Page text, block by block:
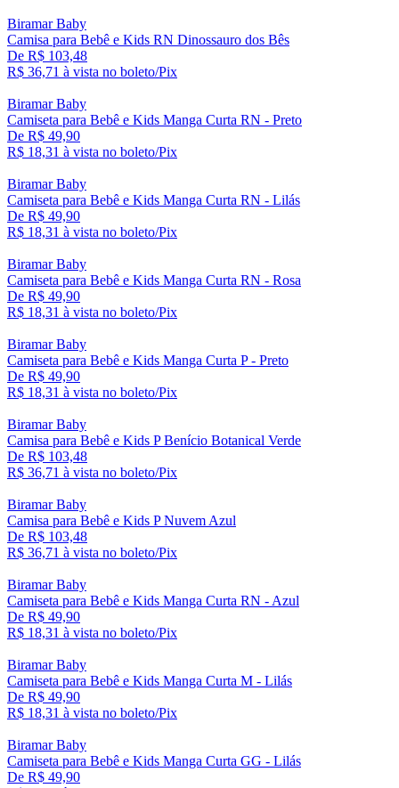
Biramar Baby
Camisa para Bebê e Kids RN Dinossauro dos Bês
De R$ 103,48
R$ 36,71 à vista no boleto/Pix
Biramar Baby
Camiseta para Bebê e Kids Manga Curta RN - Preto
De R$ 49,90
R$ 18,31 à vista no boleto/Pix
Biramar Baby
Camiseta para Bebê e Kids Manga Curta RN - Lilás
De R$ 49,90
R$ 18,31 à vista no boleto/Pix
Biramar Baby
Camiseta para Bebê e Kids Manga Curta RN - Rosa
De R$ 49,90
R$ 18,31 à vista no boleto/Pix
Biramar Baby
Camiseta para Bebê e Kids Manga Curta P - Preto
De R$ 49,90
R$ 18,31 à vista no boleto/Pix
Biramar Baby
Camisa para Bebê e Kids P Benício Botanical Verde
De R$ 103,48
R$ 36,71 à vista no boleto/Pix
Biramar Baby
Camisa para Bebê e Kids P Nuvem Azul
De R$ 103,48
R$ 36,71 à vista no boleto/Pix
Biramar Baby
Camiseta para Bebê e Kids Manga Curta RN - Azul
De R$ 49,90
R$ 18,31 à vista no boleto/Pix
Biramar Baby
Camiseta para Bebê e Kids Manga Curta M - Lilás
De R$ 49,90
R$ 18,31 à vista no boleto/Pix
Biramar Baby
Camiseta para Bebê e Kids Manga Curta GG - Lilás
De R$ 49,90